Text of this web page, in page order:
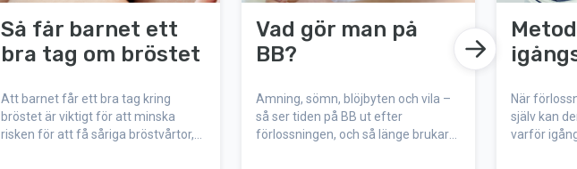
Så får barnet ett
bra tag om bröstet
Att barnet får ett bra tag kring
bröstet är viktigt för att minska
risken för att få såriga bröstvårtor,
Vad gör man på
BB?
Amning, sömn, blöjbyten och vila –
så ser tiden på BB ut efter
förlossningen, och så länge brukar
När
själv kan
varför